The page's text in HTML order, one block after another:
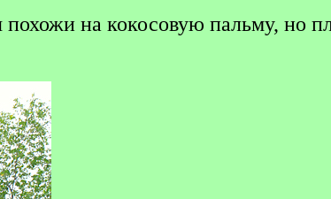
похожи на кокосовую пальму, но